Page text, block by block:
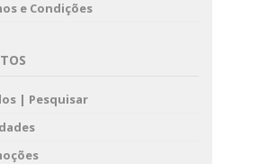
e Condições
| Pesquisar